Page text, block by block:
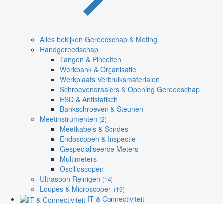
Alles bekijken Gereedschap & Meting
Handgereedschap
Tangen & Pincetten
Werkbank & Organisatie
Werkplaats Verbruiksmaterialen
Schroevendraaiers & Opening Gereedschap
ESD & Antistatisch
Bankschroeven & Steunen
Meetinstrumenten (2)
Meetkabels & Sondes
Endoscopen & Inspectie
Gespecialiseerde Meters
Multimeters
Oscilloscopen
Ultrasoon Reinigen (14)
Loupes & Microscopen (19)
IT & Connectiviteit